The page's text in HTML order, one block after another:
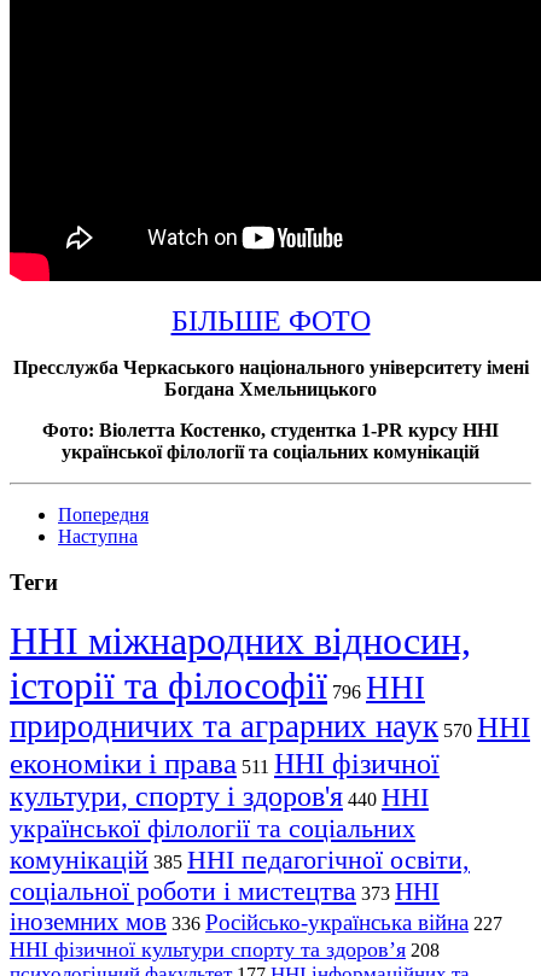
БІЛЬШЕ ФОТО
Пресслужба Черкаського національного університету імені
Богдана Хмельницького
Фото: Віолетта Костенко, студентка 1-PR курсу ННІ
української філології та соціальних комунікацій
Попередня
Наступна
Теги
ННІ міжнародних відносин,
історії та філософії 796 ННІ
природничих та аграрних наук 570 ННІ
економіки і права 511 ННІ фізичної
культури, спорту і здоров'я 440 ННІ
української філології та соціальних
комунікацій 385 ННІ педагогічної освіти,
соціальної роботи і мистецтва 373 ННІ
іноземних мов 336 Російсько-українська війна 227
ННІ фізичної культури спорту та здоров’я 208